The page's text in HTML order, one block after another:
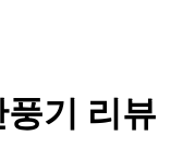
풍기 리뷰